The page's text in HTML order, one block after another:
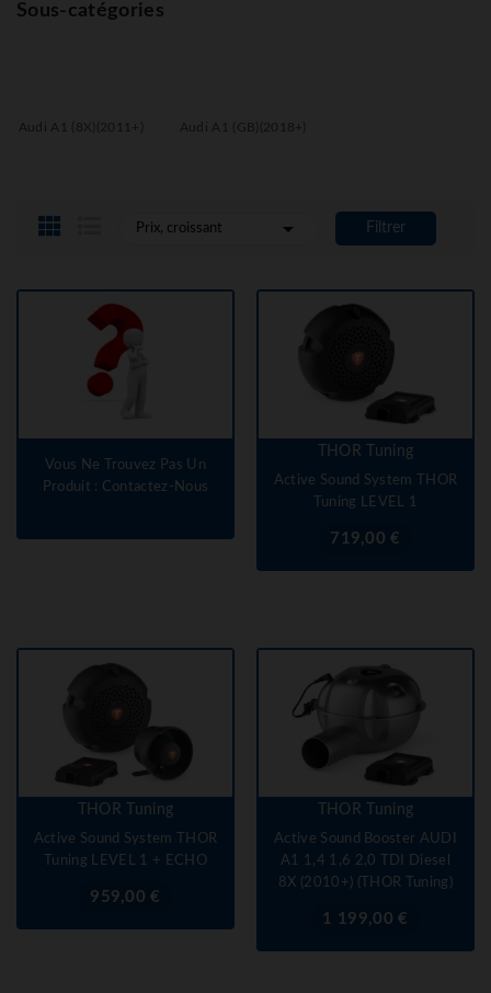
Sous-catégories
Audi A1 (8X)(2011+) Audi A1 (GB)(2018+)
Prix, croissant  Filtrer
Vous Ne Trouvez Pas Un
Produit : Contactez-Nous
THOR Tuning
Active Sound System THOR
Tuning LEVEL 1
Prix
719,00 €
THOR Tuning
Active Sound System THOR
Tuning LEVEL 1 + ECHO
Prix
959,00 €
THOR Tuning
Active Sound Booster AUDI
A1 1,4 1,6 2,0 TDI Diesel
8X (2010+) (THOR Tuning)
Prix1 199,00 €